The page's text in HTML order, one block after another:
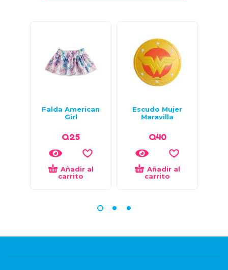
Falda American
Girl
Q25
Añadir al
carrito
Escudo Mujer
Maravilla
Q40
Añadir al
carrito